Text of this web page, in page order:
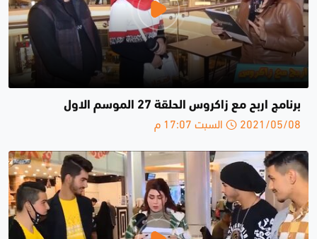
برنامج اربح مع زاكروس الحلقة 27 الموسم الاول
2021/05/08 السبت 17:07 م